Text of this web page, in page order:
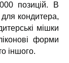
позицій. В
кондитера,
мішки
форми
іншого.